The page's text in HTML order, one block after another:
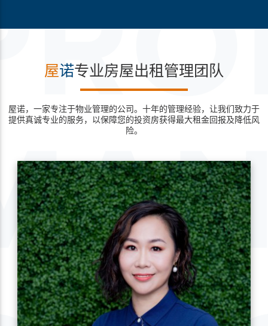
屋诺专业房屋出租管理团队
屋诺，一家专注于物业管理的公司。十年的管理经验，让我们致力于
提供真诚专业的服务，以保障您的投资房获得最大租金回报及降低风
险。